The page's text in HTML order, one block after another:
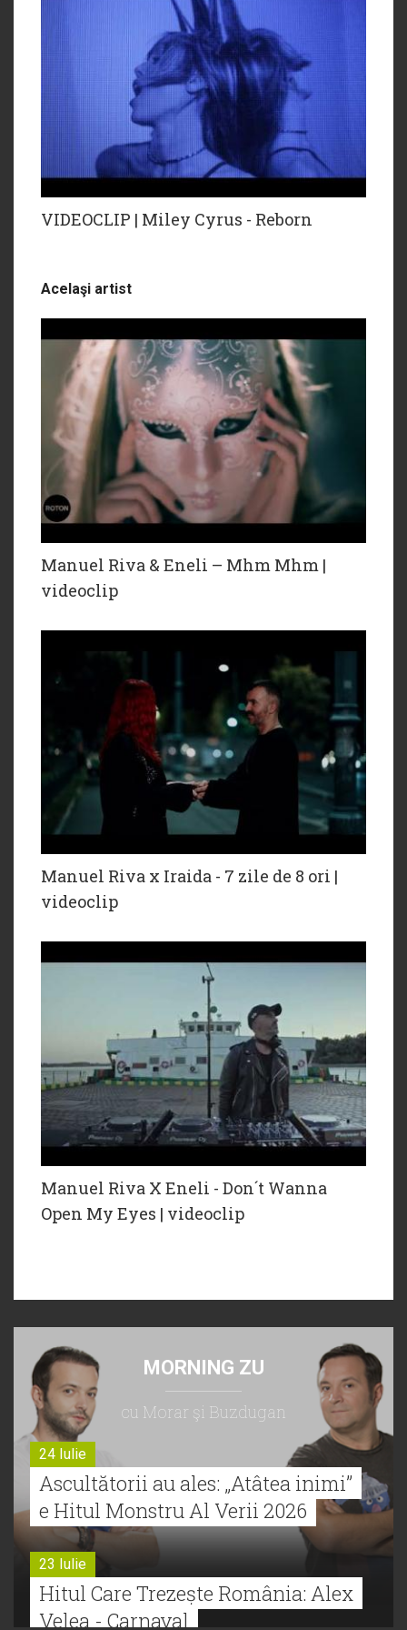
VIDEOCLIP | Miley Cyrus - Reborn
Acelaşi artist
Manuel Riva & Eneli – Mhm Mhm |
videoclip
Manuel Riva x Iraida - 7 zile de 8 ori |
videoclip
Manuel Riva X Eneli - Don´t Wanna
Open My Eyes | videoclip
MORNING ZU
cu Morar şi Buzdugan
24 Iulie
Ascultătorii au ales: „Atâtea inimi”
e Hitul Monstru Al Verii 2026
23 Iulie
Hitul Care Trezește România: Alex
Velea - Carnaval